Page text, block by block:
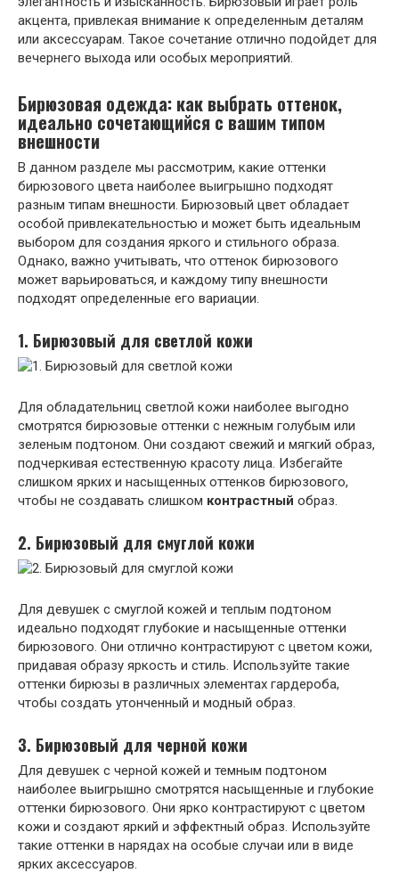
акцента, привлекая внимание к определенным деталям
или аксессуарам. Такое сочетание отлично подойдет для
вечернего выхода или особых мероприятий.
Бирюзовая одежда: как выбрать оттенок,
идеально сочетающийся с вашим типом
внешности
В данном разделе мы рассмотрим, какие оттенки
бирюзового цвета наиболее выигрышно подходят
разным типам внешности. Бирюзовый цвет обладает
особой привлекательностью и может быть идеальным
выбором для создания яркого и стильного образа.
Однако, важно учитывать, что оттенок бирюзового
может варьироваться, и каждому типу внешности
подходят определенные его вариации.
1. Бирюзовый для светлой кожи
Для обладательниц светлой кожи наиболее выгодно
смотрятся бирюзовые оттенки с нежным голубым или
зеленым подтоном. Они создают свежий и мягкий образ,
подчеркивая естественную красоту лица. Избегайте
слишком ярких и насыщенных оттенков бирюзового,
чтобы не создавать слишком контрастный образ.
2. Бирюзовый для смуглой кожи
Для девушек с смуглой кожей и теплым подтоном
идеально подходят глубокие и насыщенные оттенки
бирюзового. Они отлично контрастируют с цветом кожи,
придавая образу яркость и стиль. Используйте такие
оттенки бирюзы в различных элементах гардероба,
чтобы создать утонченный и модный образ.
3. Бирюзовый для черной кожи
Для девушек с черной кожей и темным подтоном
наиболее выигрышно смотрятся насыщенные и глубокие
оттенки бирюзового. Они ярко контрастируют с цветом
кожи и создают яркий и эффектный образ. Используйте
такие оттенки в нарядах на особые случаи или в виде
ярких аксессуаров.